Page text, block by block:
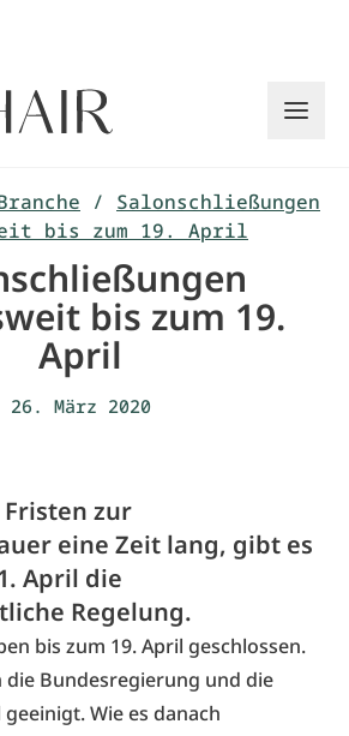
/ Salonschließungen
bis zum 19. April
bis zum 19.
April
26. März 2020
zur
eine Zeit lang, gibt es
April die
Regelung.
bis zum 19. April geschlossen.
die Bundesregierung und die
Wie es danach